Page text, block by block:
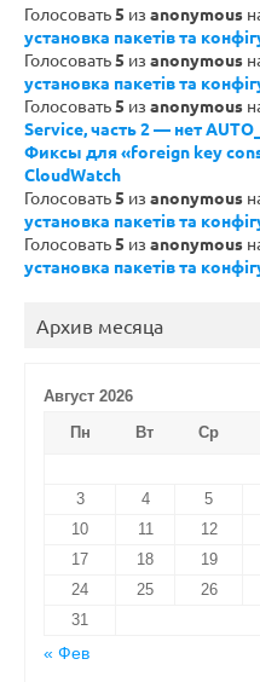
Голосовать 5 из anonymous
установка пакетів та
Голосовать 5 из anonymous
установка пакетів та
Голосовать 5 из anonymous
Service, часть 2 — нет
Фиксы для «foreign key
CloudWatch
Голосовать 5 из anonymous
установка пакетів та
Голосовать 5 из anonymous
установка пакетів та
Архив месяца
Август 2026
Пн
Вт Ср
3
4 5
10
11 12
17
18 19
24
25 26
31
« Фев